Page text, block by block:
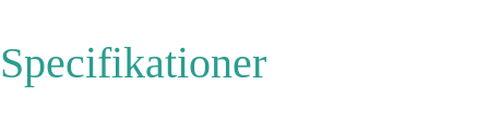
Specifikationer